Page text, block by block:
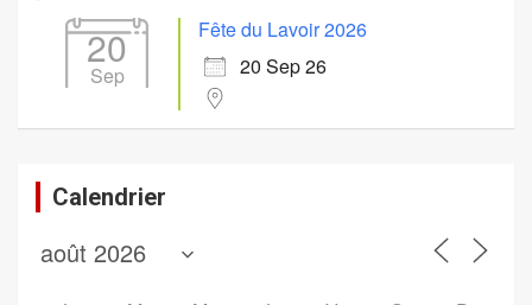
20
Sep
Fête du Lavoir 2026
20 Sep 26
Calendrier